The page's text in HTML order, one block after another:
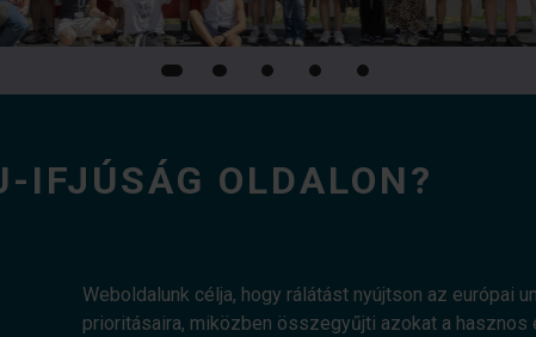
IFJÚSÁG OLDALON?
Weboldalunk célja, hogy rálátást nyújtson az európai
prioritásaira, miközben összegyűjti azokat a